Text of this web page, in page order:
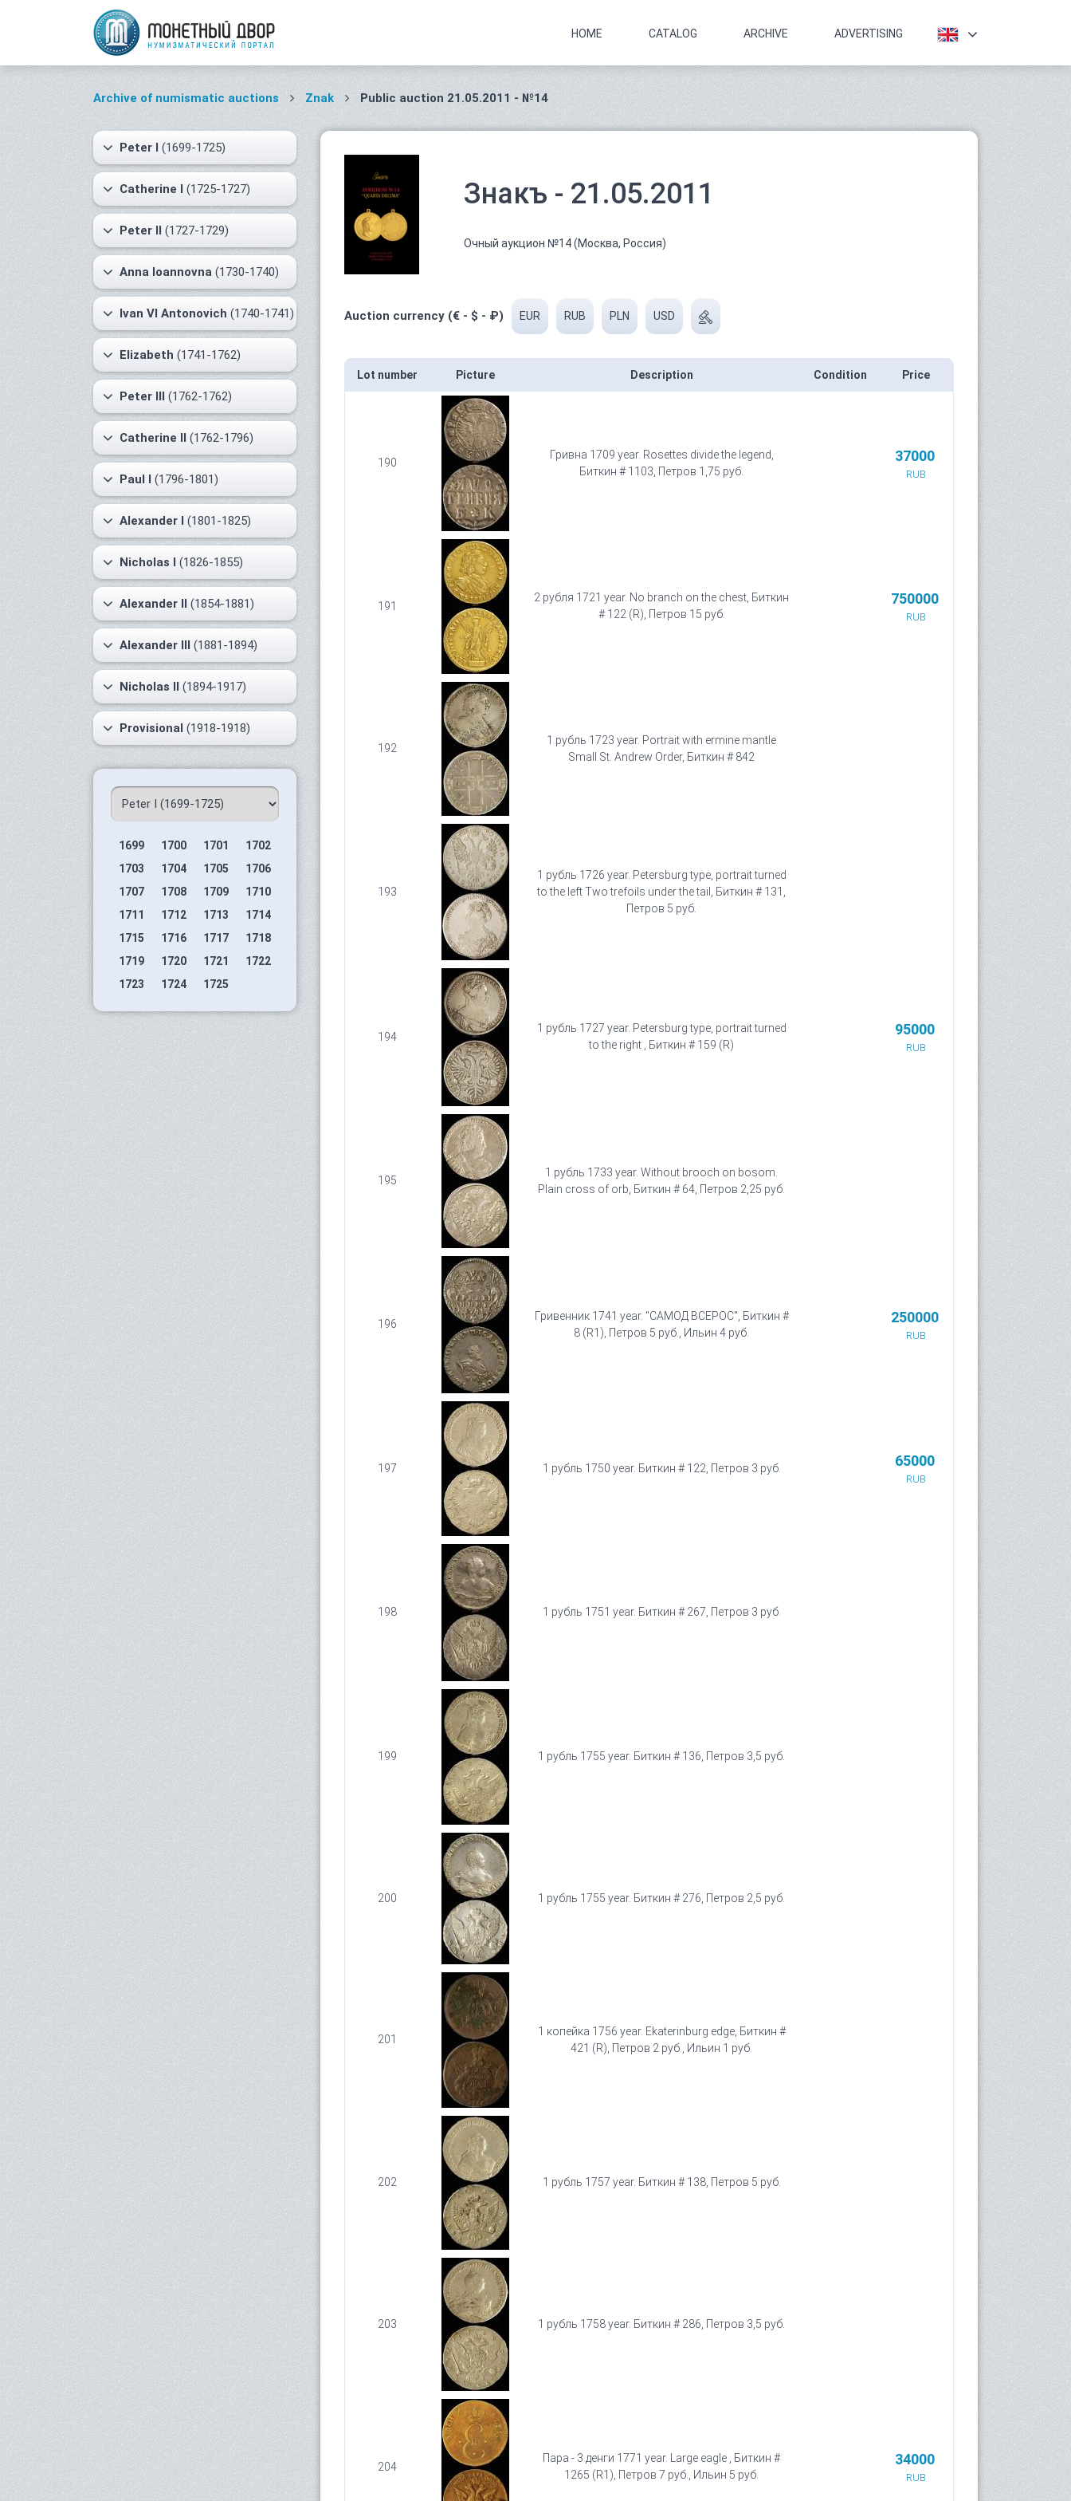
HOME CATALOG ARCHIVE ADVERTISING
Archive of numismatic auctions Znak Public auction 21.05.2011 - №14
Peter I (1699-1725)
Catherine I (1725-1727)
Peter II (1727-1729)
Anna Ioannovna (1730-1740)
Ivan VI Antonovich (1740-1741)
Elizabeth (1741-1762)
Peter III (1762-1762)
Catherine II (1762-1796)
Paul I (1796-1801)
Alexander I (1801-1825)
Nicholas I (1826-1855)
Alexander II (1854-1881)
Alexander III (1881-1894)
Nicholas II (1894-1917)
Provisional (1918-1918)
1699 1700 1701
1702
1703
1704 1705
1706
1707
1708 1709
1710
1711
1712 1713
1714
1715
1716 1717
1718
1719
1720 1721
1722
1723
1724 1725
Знакъ - 21.05.2011
Очный аукцион №14 (Москва, Россия)
Auction currency (€ - $ - ₽) EUR RUB PLN USD
Lot number Picture Description Condition Price
190
Гривна 1709 year. Rosettes divide the legend,
Биткин # 1103, Петров 1,75 руб.
37000
RUB
191
2 рубля 1721 year. No branch on the chest, Биткин
# 122 (R), Петров 15 руб.
750000
RUB
192
1 рубль 1723 year. Portrait with ermine mantle
Small St. Andrew Order, Биткин # 842
193
1 рубль 1726 year. Petersburg type, portrait turned
to the left Two trefoils under the tail, Биткин # 131,
Петров 5 руб.
194
1 рубль 1727 year. Petersburg type, portrait turned
to the right , Биткин # 159 (R)
95000
RUB
195
1 рубль 1733 year. Without brooch on bosom.
Plain cross of orb, Биткин # 64, Петров 2,25 руб.
196
Гривенник 1741 year. "САМОД ВСЕРОС", Биткин #
8 (R1), Петров 5 руб., Ильин 4 руб.
250000
RUB
197 1 рубль 1750 year. Биткин # 122, Петров 3 руб. 65000
RUB
198 1 рубль 1751 year. Биткин # 267, Петров 3 руб.
199 1 рубль 1755 year. Биткин # 136, Петров 3,5 руб.
200 1 рубль 1755 year. Биткин # 276, Петров 2,5 руб.
201
1 копейка 1756 year. Ekaterinburg edge, Биткин #
421 (R), Петров 2 руб., Ильин 1 руб.
202 1 рубль 1757 year. Биткин # 138, Петров 5 руб.
203 1 рубль 1758 year. Биткин # 286, Петров 3,5 руб.
204
Пара - 3 денги 1771 year. Large eagle , Биткин #
1265 (R1), Петров 7 руб., Ильин 5 руб.
34000
RUB